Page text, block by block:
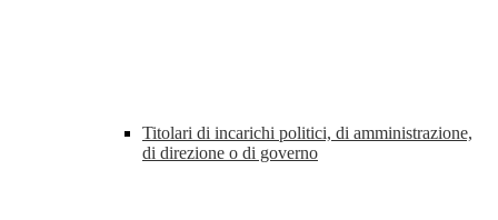
Titolari di incarichi politici, di amministrazione,
di direzione o di governo